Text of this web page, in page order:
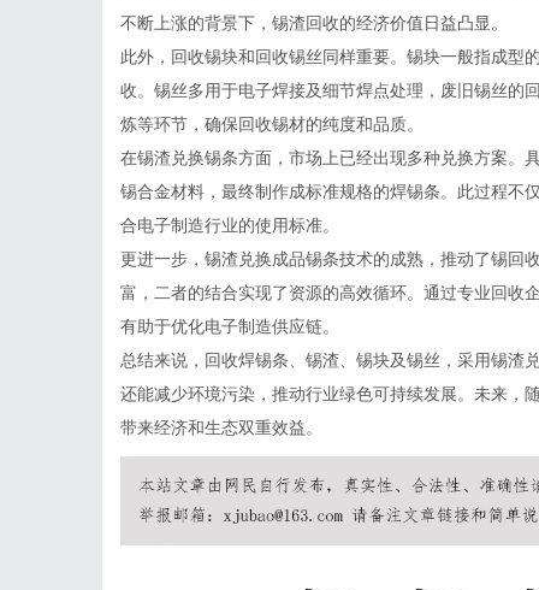
不断上涨的背景下，锡渣回收的经济价值日益凸显。
此外，回收锡块和回收锡丝同样重要。锡块一般指成型
收。锡丝多用于电子焊接及细节焊点处理，废旧锡丝的
炼等环节，确保回收锡材的纯度和品质。
在锡渣兑换锡条方面，市场上已经出现多种兑换方案。
锡合金材料，最终制作成标准规格的焊锡条。此过程不
合电子制造行业的使用标准。
更进一步，锡渣兑换成品锡条技术的成熟，推动了锡回
富，二者的结合实现了资源的高效循环。通过专业回收
有助于优化电子制造供应链。
总结来说，回收焊锡条、锡渣、锡块及锡丝，采用锡渣
还能减少环境污染，推动行业绿色可持续发展。未来，
带来经济和生态双重效益。